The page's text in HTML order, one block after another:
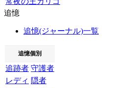
追憶
追憶(ジャーナル)一覧
追憶個別
追跡者 守護者
レディ 隠者